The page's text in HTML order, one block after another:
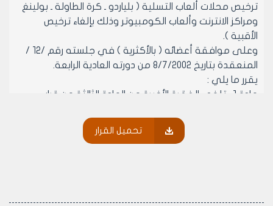
ترخيص محلات ألعاب التسلية ( بلياردو ـ كرة الطاولة ـ بولينغ
ومراكز الانترنت وألعاب الكومبيوتر وذلك بإلغاء ترخيص
الأقبية ).
وعلى موافقة أعضائه ( بالأكثرية ) في جلسته رقم /12 /
المنعقدة بتاريخ 8/7/2002 من دورته العادية الرابعة.
يقرر ما يلي :
مادة 1- تلغى الفقرة الأخيرة من المادة الثالثة من قرار
سجل تجاري باسم صاحب الرخصة
مادة 2- في مناطق السكن الأول والسكن الثالث تجارة
تحميل القرار